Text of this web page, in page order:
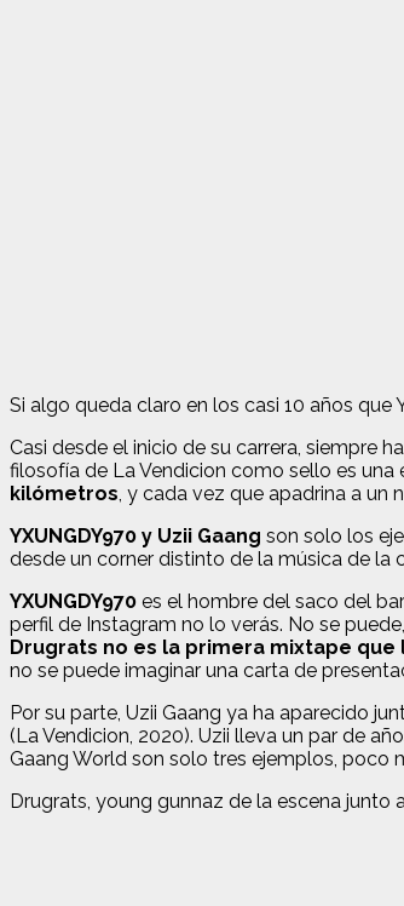
Si algo queda claro en los casi 10 años
Casi desde el inicio de su carrera, siempre
filosofía de La Vendicion como sello es
kilómetros, y cada vez que apadrina a un
YXUNGDY970 y Uzii Gaang son solo los
desde un corner distinto de la música de la
YXUNGDY970 es el hombre del saco del
perfil de Instagram no lo verás. No se
Drugrats no es la primera mixtape que
no se puede imaginar una carta de
Por su parte, Uzii Gaang ya ha aparecido
(La Vendicion, 2020). Uzii lleva un par de
Gaang World son solo tres ejemplos, poco
Drugrats, young gunnaz de la escena junto